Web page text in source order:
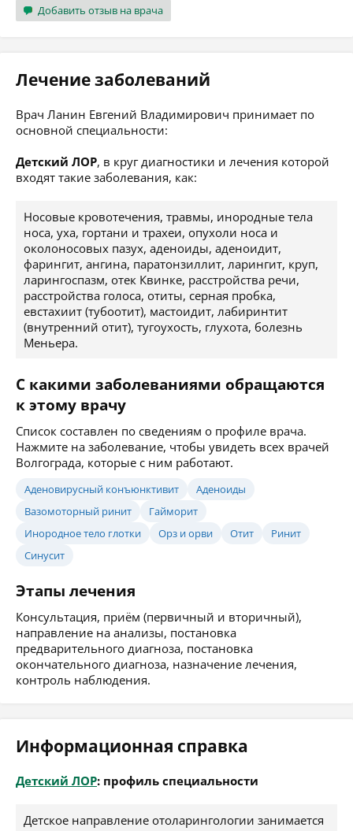
Добавить отзыв на врача
Лечение заболеваний
Врач Ланин Евгений Владимирович принимает по
основной специальности:
Детский ЛОР, в круг диагностики и лечения которой
входят такие заболевания, как:
Носовые кровотечения, травмы, инородные тела
носа, уха, гортани и трахеи, опухоли носа и
околоносовых пазух, аденоиды, аденоидит,
фарингит, ангина, паратонзиллит, ларингит, круп,
ларингоспазм, отек Квинке, расстройства речи,
расстройства голоса, отиты, серная пробка,
евстахиит (тубоотит), мастоидит, лабиринтит
(внутренний отит), тугоухость, глухота, болезнь
Меньера.
С какими заболеваниями обращаются
к этому врачу
Список составлен по сведениям о профиле врача.
Нажмите на заболевание, чтобы увидеть всех врачей
Волгограда, которые с ним работают.
Аденовирусный конъюнктивит
Аденоиды
Вазомоторный ринит
Гайморит
Инородное тело глотки
Орз и орви Отит
Ринит
Синусит
Этапы лечения
Консультация, приём (первичный и вторичный),
направление на анализы, постановка
предварительного диагноза, постановка
окончательного диагноза, назначение лечения,
контроль наблюдения.
Информационная справка
Детский ЛОР: профиль специальности
Детское направление отоларингологии занимается